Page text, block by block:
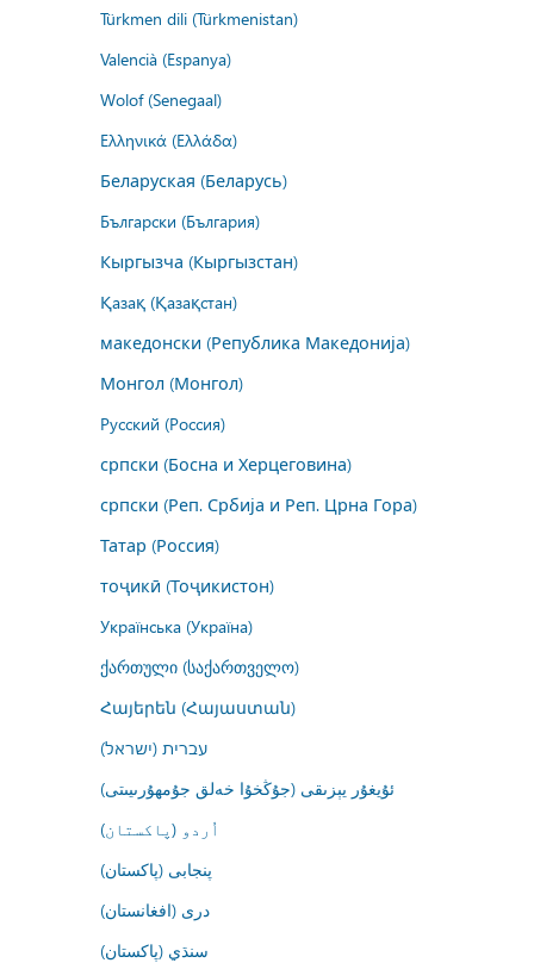
Türkmen dili (Türkmenistan)
Valencià (Espanya)
Wolof (Senegaal)
Ελληνικά (Ελλάδα)
Беларуская (Беларусь)
Български (България)
Кыргызча (Кыргызстан)
Қазақ (Қазақстан)
македонски (Република Македонија)
Монгол (Монгол)
Русский (Россия)
српски (Босна и Херцеговина)
српски (Реп. Србија и Реп. Црна Гора)
Татар (Россия)
тоҷикӣ (Тоҷикистон)
Українська (Україна)
ქართული (საქართველო)
Հայերեն (Հայաստան)
עברית (ישראל)
ئۇيغۇر يېزىقى (جۇڭخۇا خەلق جۇمھۇرىيىتى)
اُردو (پاکستان)
پنجابی (پاکستان)
درى (افغانستان)
سنڌي (پاکستان)